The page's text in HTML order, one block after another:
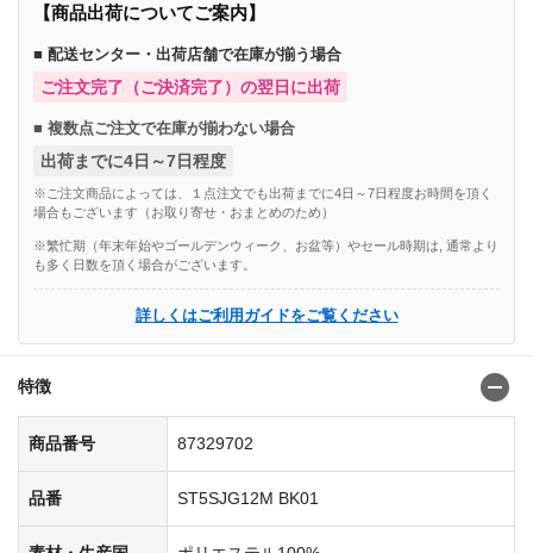
【商品出荷についてご案内】
■ 配送センター・出荷店舗で在庫が揃う場合
ご注文完了（ご決済完了）の翌日に出荷
■ 複数点ご注文で在庫が揃わない場合
出荷までに4日～7日程度
※ご注文商品によっては、１点注文でも出荷までに4日～7日程度お時間を頂く
場合もございます（お取り寄せ・おまとめのため）
※繁忙期（年末年始やゴールデンウィーク、お盆等）やセール時期は, 通常より
も多く日数を頂く場合がございます。
詳しくはご利用ガイドをご覧ください
特徴
商品番号 87329702
品番 ST5SJG12M BK01